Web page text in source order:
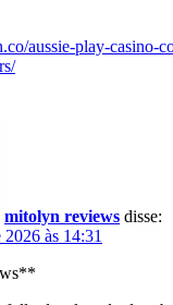
aussie-play-casino-
mitolyn reviews disse:
às 14:31